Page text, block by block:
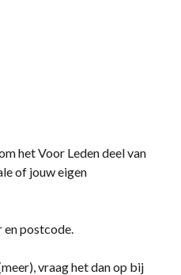
het Voor Leden deel van
of jouw eigen
en postcode.
vraag het dan op bij